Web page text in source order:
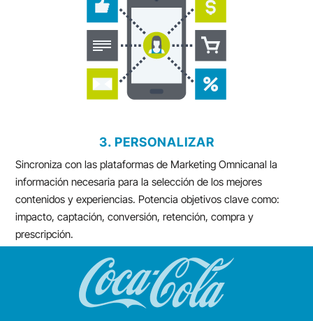
3. PERSONALIZAR
Sincroniza con las plataformas de Marketing Omnicanal la
información necesaria para la selección de los mejores
contenidos y experiencias. Potencia objetivos clave como:
impacto, captación, conversión, retención, compra y
prescripción.